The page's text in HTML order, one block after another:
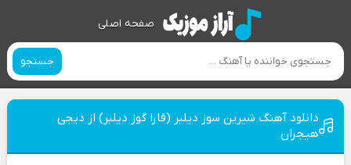
صفحه اصلی
جستجو
دانلود آهنگ شیرین سوز دیلبر (قارا گوز دیلبر) از دیجی
هیجران